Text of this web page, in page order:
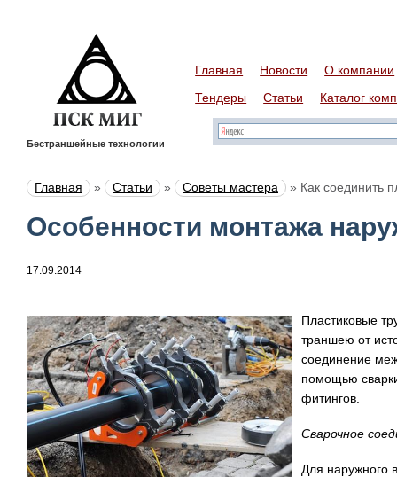
Бестраншейные технологии
Главная Новости
О компании
Тендеры
Статьи Каталог
Главная » Статьи » Советы мастера » Как соединить
Особенности монтажа
17.09.2014
Пластиковые
траншею от
соединение
помощью
фитингов.
Сварочное
Для наружного